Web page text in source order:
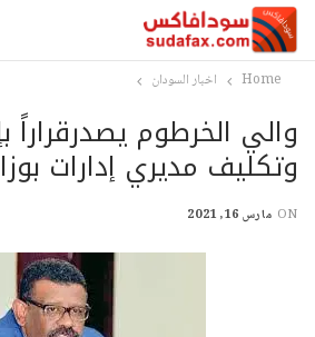
Home اخبار السودان
والي الخرطوم يصدرقراراً
وتكليف مديري إدارات
ON مارس 16, 2021